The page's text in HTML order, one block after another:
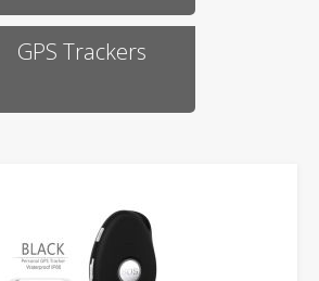
GPS Trackers